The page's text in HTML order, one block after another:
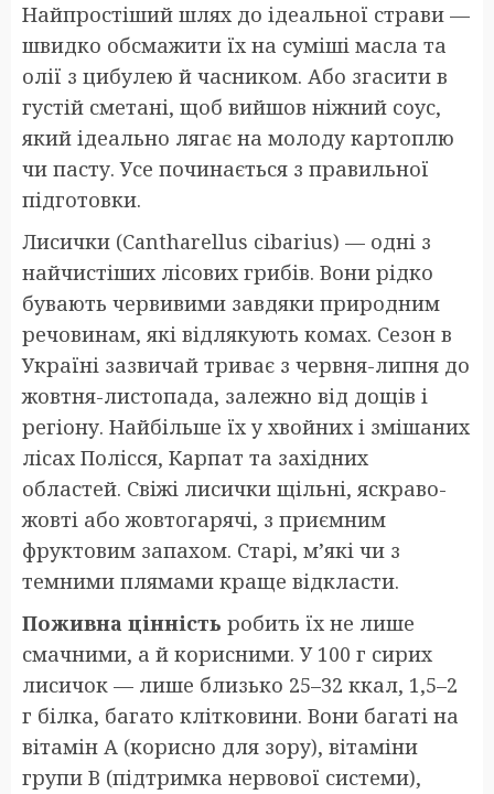
Найпростіший шлях до ідеальної страви —
швидко обсмажити їх на суміші масла та
олії з цибулею й часником. Або згасити в
густій сметані, щоб вийшов ніжний соус,
який ідеально лягає на молоду картоплю
чи пасту. Усе починається з правильної
підготовки.
Лисички (Cantharellus cibarius) — одні з
найчистіших лісових грибів. Вони рідко
бувають червивими завдяки природним
речовинам, які відлякують комах. Сезон в
Україні зазвичай триває з червня-липня до
жовтня-листопада, залежно від дощів і
регіону. Найбільше їх у хвойних і змішаних
лісах Полісся, Карпат та західних
областей. Свіжі лисички щільні, яскраво-
жовті або жовтогарячі, з приємним
фруктовим запахом. Старі, м’які чи з
темними плямами краще відкласти.
Поживна цінність робить їх не лише
смачними, а й корисними. У 100 г сирих
лисичок — лише близько 25–32 ккал, 1,5–2
г білка, багато клітковини. Вони багаті на
вітамін А (корисно для зору), вітаміни
групи B (підтримка нервової системи),